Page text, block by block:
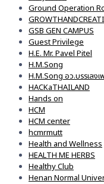
Ground Operation
GSB GEN CAMPUS
Guest Privilege
H.E. Mr. Pavel Pitel
H.M.Song
H.M.Song อว.บรรเลง
HACKaTHAILAND
Hands on
HCM
HCM center
hcmrmutt
Health and Wellness
HEALTH ME HERBS
Healthy Club
Henan Normal